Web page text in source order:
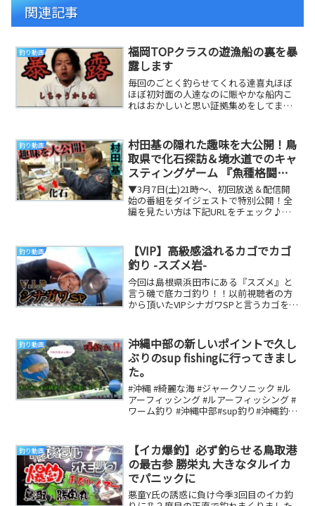
関連記事
釣り動画
福岡TOPクラスの遊漁船の裏を暴
露します
毎回のごとく釣らせてくれる達喜丸ほぼ
ほぼ初対面の人達なのに賑やかな船内こ
れはおかしいと思い証拠集めをしてまし
釣り動画
村田基の隠れた趣味を大公開！鳥
取県で化石探訪＆境水道でのキャ
スティングゲーム 『魚種格闘技
戦！ 287』3月7日(土)21時～放送
＆配信開始！【釣りビジョン】
▼3月7日(土)21時～、初回放送＆配信開
始の番組をダイジェストで特別公開！全
編を見たい方は下記URLをチェック♪★
釣り動画
【VIP】高級感溢れるカゴでカゴ
釣り -スズメ岩-
今回は島根県浜田市にある『スズメ』と
言う磯で底カゴ釣り！！以前視聴者の方
から頂いたVIPシナガワSPと言うカゴを使
釣り動画
沖縄中部の新しいポイントで久し
ぶりのsup fishingに行ってきまし
た。
#沖縄 #綺麗な海 #ジャークソニック #ル
アーフィッシング #ルアーフィッシング #
ワーム釣り #沖縄中部#sup釣り#沖縄釣り
釣り動画
【イカ爆釣】必ず釣らせる鳥取港
の最古参 勝栄丸 大きなタルイカ
でパニックに
悪童Y氏の誘惑に負け今季3回目のイカ釣